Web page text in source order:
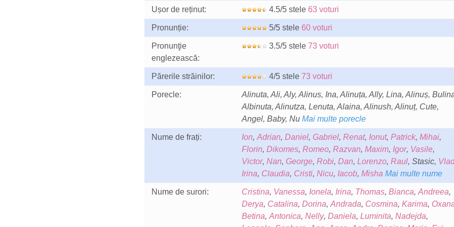
Ușor de reținut: 4.5/5 stele 63 voturi
Pronunție: 5/5 stele 60 voturi
Pronunţie
englezească:
3.5/5 stele 73 voturi
Părerile străinilor: 4/5 stele 73 voturi
Porecle:
Alinuta, Ali, Aly, Alinus, Ina, Alinuța, Ally, Lina, Alinuș,
Albinuta, Alinutza, Lenuta, Alaina, Alinush, Alinuț, Cute,
Angel, Baby, Nu Mai multe porecle
Nume de frați: Ion, Adrian, Daniel, Gabriel, Renat, Ionut, Patrick, Mihai,
Florin, Dikomes, Romeo, Razvan, Maxim, Igor, Vasile,
Victor, Nan, George, Robi, Dan, Lorenzo, Raul, Stasic,
Irina, Claudia, Cristi, Nicu, Iacob, Misha Mai multe nume
Nume de surori: Cristina, Vanessa, Ionela, Irina, Thomas, Bianca, Andreea,
Derya, Catalina, Dorina, Andrada, Cosmina, Karima,
Betina, Antonica, Nelly, Daniela, Luminita, Nadejda,